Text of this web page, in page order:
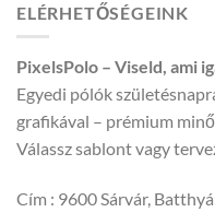
ELÉRHETŐSÉGEINK
PixelsPolo – Viseld, ami
Egyedi pólók
grafikával – prémium
Válassz sablont vagy
Cím : 9600 Sárvár,